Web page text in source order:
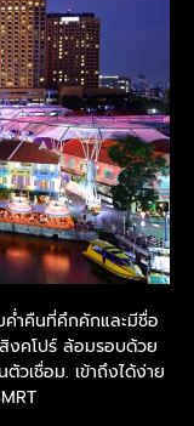
ำคืนที่คึกคักและมีชื่อ
งคโปร์ ล้อมรอบด้วย
วเชื่อม. เข้าถึงได้ง่าย